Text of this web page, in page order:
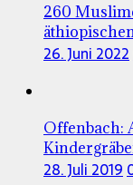
260
26. Juni 2022
Offenbach:
28. Juli 2019